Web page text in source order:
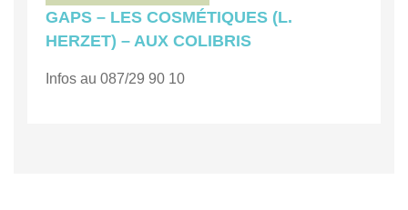
GAPS – LES COSMÉTIQUES (L.
HERZET) – AUX COLIBRIS
Infos au 087/29 90 10